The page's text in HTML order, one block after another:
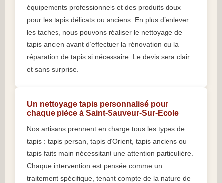
équipements professionnels et des produits doux
pour les tapis délicats ou anciens. En plus d’enlever
les taches, nous pouvons réaliser le nettoyage de
tapis ancien avant d’effectuer la rénovation ou la
réparation de tapis si nécessaire. Le devis sera clair
et sans surprise.
Un nettoyage tapis personnalisé pour
chaque pièce à Saint-Sauveur-Sur-Ecole
Nos artisans prennent en charge tous les types de
tapis : tapis persan, tapis d’Orient, tapis anciens ou
tapis faits main nécessitant une attention particulière.
Chaque intervention est pensée comme un
traitement spécifique, tenant compte de la nature de